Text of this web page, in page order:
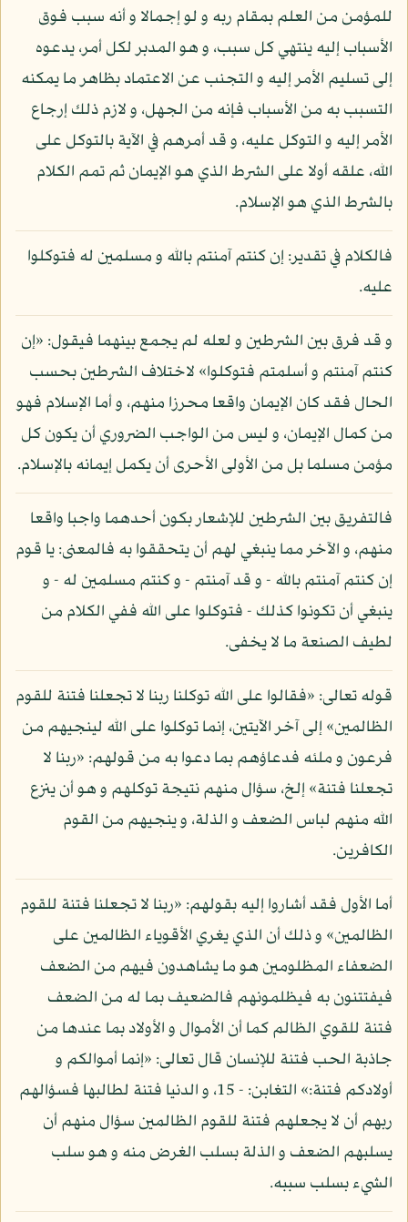
للمؤمن من العلم بمقام ربه و لو إجمالا و أنه سبب فوق
الأسباب إليه ينتهي كل سبب، و هو المدبر لكل أمر، يدعوه
إلى تسليم الأمر إليه و التجنب عن الاعتماد بظاهر ما يمكنه
التسبب به من الأسباب فإنه من الجهل، و لازم ذلك إرجاع
الأمر إليه و التوكل عليه، و قد أمرهم في الآية بالتوكل على
الله، علقه أولا على الشرط الذي هو الإيمان ثم تمم الكلام
بالشرط الذي هو الإسلام.
فالكلام في تقدير: إن كنتم آمنتم بالله و مسلمين له فتوكلوا
عليه.
و قد فرق بين الشرطين و لعله لم يجمع بينهما فيقول: «إن
كنتم آمنتم و أسلمتم فتوكلوا» لاختلاف الشرطين بحسب
الحال فقد كان الإيمان واقعا محرزا منهم، و أما الإسلام فهو
من كمال الإيمان، و ليس من الواجب الضروري أن يكون كل
مؤمن مسلما بل من الأولى الأحرى أن يكمل إيمانه بالإسلام.
فالتفريق بين الشرطين للإشعار بكون أحدهما واجبا واقعا
منهم، و الآخر مما ينبغي لهم أن يتحققوا به فالمعنى: يا قوم
إن كنتم آمنتم بالله - و قد آمنتم - و كنتم مسلمين له - و
ينبغي أن تكونوا كذلك - فتوكلوا على الله ففي الكلام من
لطيف الصنعة ما لا يخفى.
قوله تعالى: «فقالوا على الله توكلنا ربنا لا تجعلنا فتنة للقوم
الظالمين» إلى آخر الآيتين، إنما توكلوا على الله لينجيهم من
فرعون و ملئه فدعاؤهم بما دعوا به من قولهم: «ربنا لا
تجعلنا فتنة» إلخ، سؤال منهم نتيجة توكلهم و هو أن ينزع
الله منهم لباس الضعف و الذلة، و ينجيهم من القوم
الكافرين.
أما الأول فقد أشاروا إليه بقولهم: «ربنا لا تجعلنا فتنة للقوم
الظالمين» و ذلك أن الذي يغري الأقوياء الظالمين على
الضعفاء المظلومين هو ما يشاهدون فيهم من الضعف
فيفتتنون به فيظلمونهم فالضعيف بما له من الضعف
فتنة للقوي الظالم كما أن الأموال و الأولاد بما عندها من
جاذبة الحب فتنة للإنسان قال تعالى: «إنما أموالكم و
أولادكم فتنة:» التغابن: - 15، و الدنيا فتنة لطالبها فسؤالهم
ربهم أن لا يجعلهم فتنة للقوم الظالمين سؤال منهم أن
يسلبهم الضعف و الذلة بسلب الغرض منه و هو سلب
الشيء بسلب سببه.